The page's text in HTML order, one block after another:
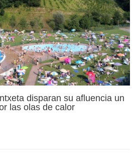
disparan su afluencia un
las olas de calor